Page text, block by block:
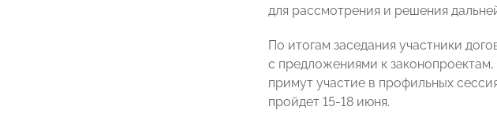
для рассмотрения и решения
По итогам заседания участники
с предложениями к
примут участие в профильных
пройдет 15-18 июня.